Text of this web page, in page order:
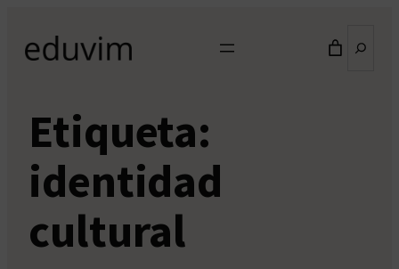
contenido
Etiqueta:
identidad
cultural